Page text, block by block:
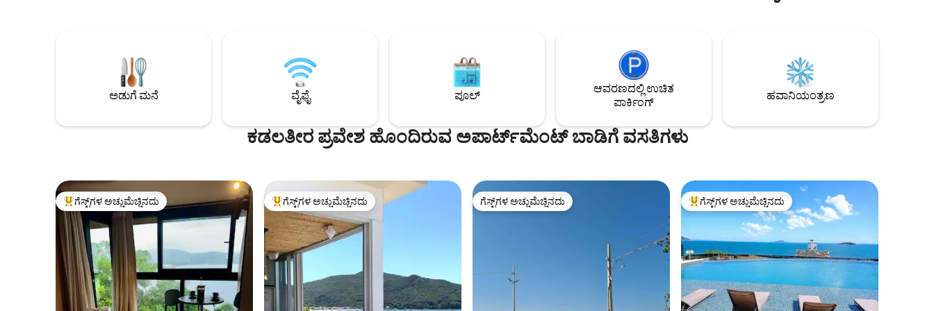
ಮತ್ತು ಎರಡು ದೀಪಗಳು. ಹವಾನಿಯಂತ್ರಿತ ಕಾಟೇಜ್.
ಅಡುಗೆ ಮನೆ ವೈಫೈ ಪೂಲ್
ಆವರಣದಲ್ಲಿ ಉಚಿತ
ಪಾರ್ಕಿಂಗ್
ಹವಾನಿಯಂತ್ರಣ
ಕಡಲತೀರ ಪ್ರವೇಶ ಹೊಂದಿರುವ ಅಪಾರ್ಟ್‌ಮೆಂಟ್ ಬಾಡಿಗೆ ವಸತಿಗಳು
ಗೆಸ್ಟ್‌ಗಳಿಗೆ ಅತಿ ಹೆಚ್ಚು ಅಚ್ಚುಮೆಚ್ಚಿನದು
ಗೆಸ್ಟ್‌ಗಳ ಅಚ್ಚುಮೆಚ್ಚಿನದು ಗೆಸ್ಟ್‌ಗಳಿಗೆ ಅತಿ ಹೆಚ್ಚು ಅಚ್ಚುಮೆಚ್ಚಿನದು
ಗೆಸ್ಟ್‌ಗಳ ಅಚ್ಚುಮೆಚ್ಚಿನದು ಗೆಸ್ಟ್‌ಗಳ ಅಚ್ಚುಮೆಚ್ಚಿನದು
ಗೆಸ್ಟ್‌ಗಳ ಅಚ್ಚುಮೆಚ್ಚಿನದು ಗೆಸ್ಟ್‌ಗಳಿಗೆ ಅತಿ ಹೆಚ್ಚು ಅಚ್ಚುಮೆಚ್ಚಿನದು
ಗೆಸ್ಟ್‌ಗಳ ಅಚ್ಚುಮೆಚ್ಚಿನದು